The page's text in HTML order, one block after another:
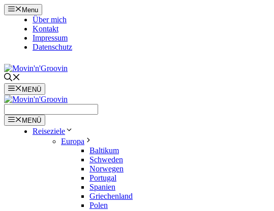
Zum
Inhalt
springen
Menu
Über mich
Kontakt
Impressum
Datenschutz
MENÜ
MENÜ
Reiseziele
Europa
Baltikum
Schweden
Norwegen
Portugal
Spanien
Griechenland
Polen